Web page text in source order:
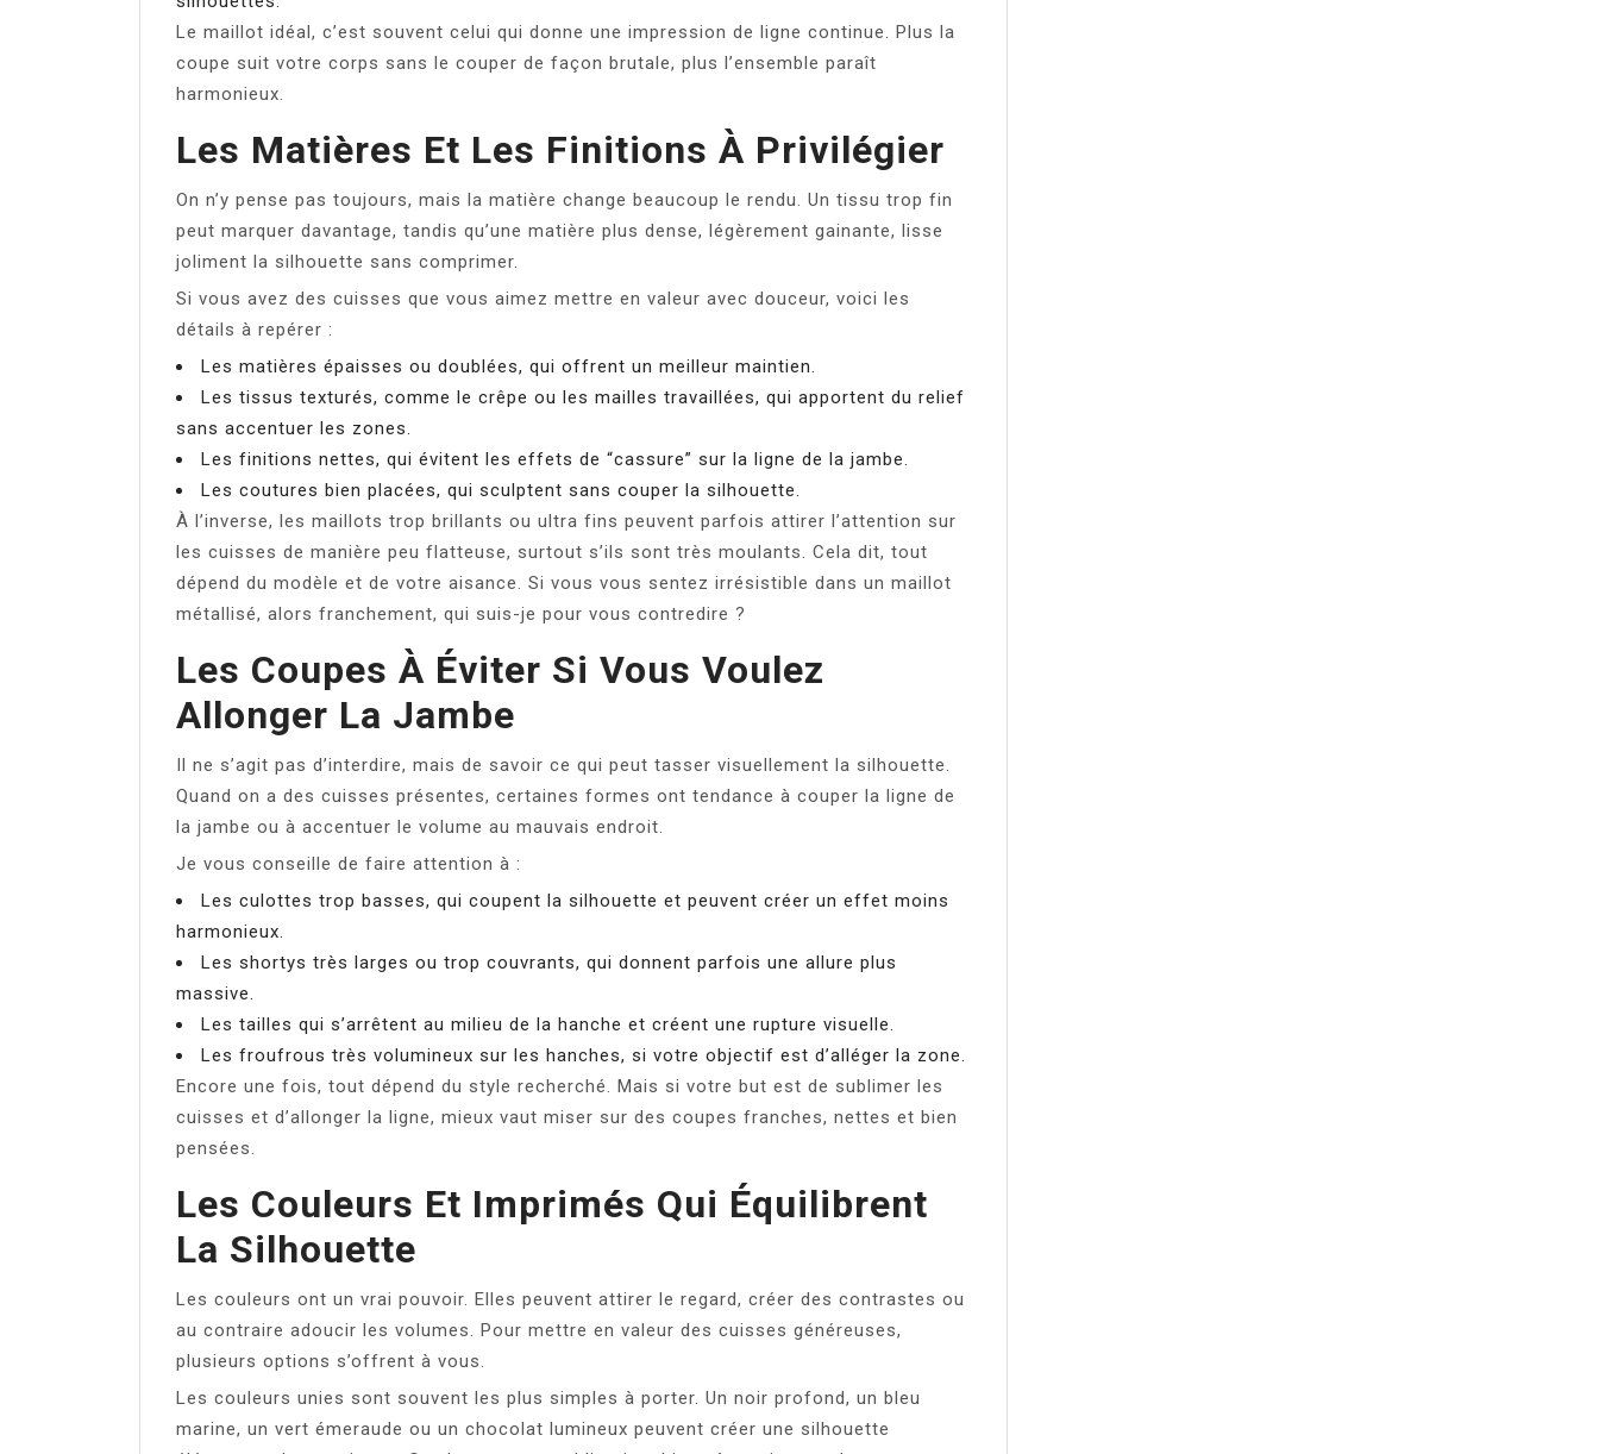
Le maillot idéal, c’est souvent celui qui donne une impression de ligne continue. Plus la
coupe suit votre corps sans le couper de façon brutale, plus l’ensemble paraît
harmonieux.
Les Matières Et Les Finitions À Privilégier
On n’y pense pas toujours, mais la matière change beaucoup le rendu. Un tissu trop fin
peut marquer davantage, tandis qu’une matière plus dense, légèrement gainante, lisse
joliment la silhouette sans comprimer.
Si vous avez des cuisses que vous aimez mettre en valeur avec douceur, voici les
détails à repérer :
Les matières épaisses ou doublées, qui offrent un meilleur maintien.
Les tissus texturés, comme le crêpe ou les mailles travaillées, qui apportent du relief
sans accentuer les zones.
Les finitions nettes, qui évitent les effets de “cassure” sur la ligne de la jambe.
Les coutures bien placées, qui sculptent sans couper la silhouette.
À l’inverse, les maillots trop brillants ou ultra fins peuvent parfois attirer l’attention sur
les cuisses de manière peu flatteuse, surtout s’ils sont très moulants. Cela dit, tout
dépend du modèle et de votre aisance. Si vous vous sentez irrésistible dans un maillot
métallisé, alors franchement, qui suis-je pour vous contredire ?
Les Coupes À Éviter Si Vous Voulez
Allonger La Jambe
Il ne s’agit pas d’interdire, mais de savoir ce qui peut tasser visuellement la silhouette.
Quand on a des cuisses présentes, certaines formes ont tendance à couper la ligne de
la jambe ou à accentuer le volume au mauvais endroit.
Je vous conseille de faire attention à :
Les culottes trop basses, qui coupent la silhouette et peuvent créer un effet moins
harmonieux.
Les shortys très larges ou trop couvrants, qui donnent parfois une allure plus
massive.
Les tailles qui s’arrêtent au milieu de la hanche et créent une rupture visuelle.
Les froufrous très volumineux sur les hanches, si votre objectif est d’alléger la zone.
Encore une fois, tout dépend du style recherché. Mais si votre but est de sublimer les
cuisses et d’allonger la ligne, mieux vaut miser sur des coupes franches, nettes et bien
pensées.
Les Couleurs Et Imprimés Qui Équilibrent
La Silhouette
Les couleurs ont un vrai pouvoir. Elles peuvent attirer le regard, créer des contrastes ou
au contraire adoucir les volumes. Pour mettre en valeur des cuisses généreuses,
plusieurs options s’offrent à vous.
Les couleurs unies sont souvent les plus simples à porter. Un noir profond, un bleu
marine, un vert émeraude ou un chocolat lumineux peuvent créer une silhouette